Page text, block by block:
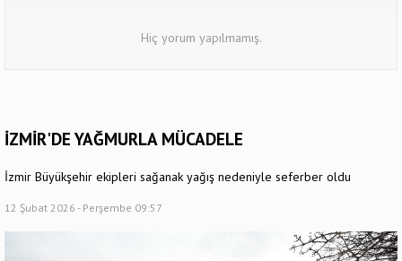
Hiç yorum yapılmamış.
İZMİR'DE YAĞMURLA MÜCADELE
İzmir Büyükşehir ekipleri sağanak yağış nedeniyle seferber oldu
12 Şubat 2026 - Perşembe 09:57